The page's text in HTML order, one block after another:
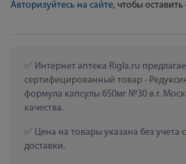
Авторизуйтесь на сайте, чтобы оставить
Интернет аптека Rigla.ru
сертифицированный товар -
формула капсулы 650мг №30 в г.
качества.
Цена на товары указана без учета
доставки.